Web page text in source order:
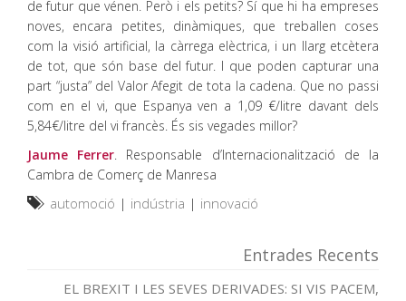
de futur que vénen. Però i els petits? Sí que hi ha empreses
noves, encara petites, dinàmiques, que treballen coses
com la visió artificial, la càrrega elèctrica, i un llarg etcètera
de tot, que són base del futur. I que poden capturar una
part “justa” del Valor Afegit de tota la cadena. Que no passi
com en el vi, que Espanya ven a 1,09 €/litre davant dels
5,84€/litre del vi francès. És sis vegades millor?
Jaume Ferrer. Responsable d’Internacionalització de la
Cambra de Comerç de Manresa
automoció | indústria | innovació
Entrades Recents
EL BREXIT I LES SEVES DERIVADES: SI VIS PACEM,